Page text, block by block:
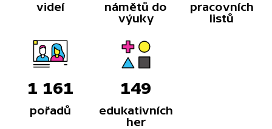
videí
námětů do
výuky
pracovních
listů
1 161
pořadů
149
edukativních
her